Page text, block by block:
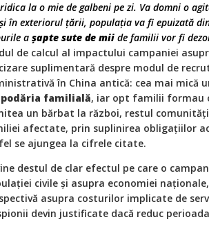
la o mie de galbeni pe zi. Va domni o
în exteriorul țării, populația va fi epuizată
a șapte sute de mii de familii vor fi
de calcul al impactului campaniei
suplimentară despre modul de
în China antică: cea mai mică
familială, iar opt familii formau
un bărbat la război, restul
afectate, prin suplinirea obligațiilor
se ajungea la cifrele citate.
destul de clar efectul pe care o
civile și asupra economiei
asupra costurilor implicate de
devin justificate dacă reduc